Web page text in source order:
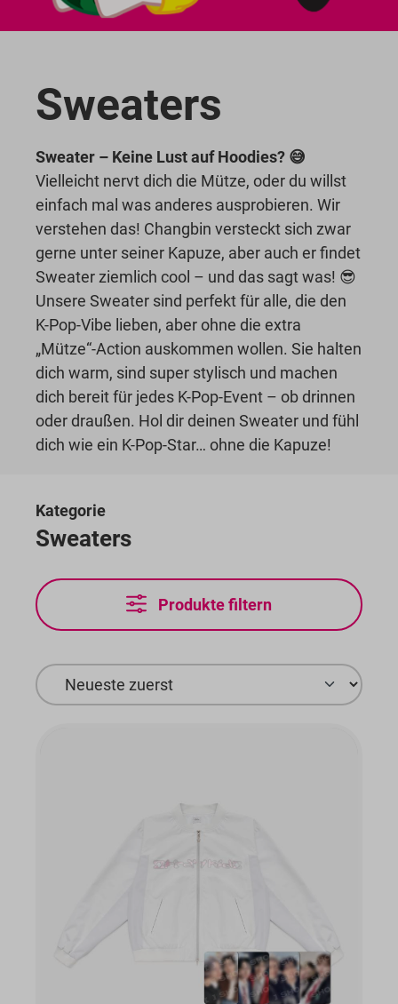
Sweaters
Sweater – Keine Lust auf Hoodies? 😅
Vielleicht nervt dich die Mütze, oder du willst
einfach mal was anderes ausprobieren. Wir
verstehen das! Changbin versteckt sich zwar
gerne unter seiner Kapuze, aber auch er findet
Sweater ziemlich cool – und das sagt was! 😎
Unsere Sweater sind perfekt für alle, die den
K-Pop-Vibe lieben, aber ohne die extra
„Mütze“-Action auskommen wollen. Sie halten
dich warm, sind super stylisch und machen
dich bereit für jedes K-Pop-Event – ob drinnen
oder draußen. Hol dir deinen Sweater und fühl
dich wie ein K-Pop-Star… ohne die Kapuze!
Kategorie
Sweaters
Produkte filtern